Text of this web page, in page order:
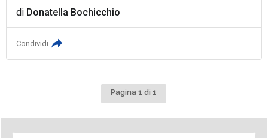
di Donatella Bochicchio
Condividi
Pagina 1 di 1